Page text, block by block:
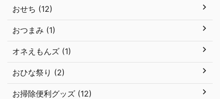
おせち (12)
おつまみ (1)
オネえもんズ (1)
おひな祭り (2)
お掃除便利グッズ (12)